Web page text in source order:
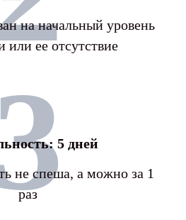
на начальный уровень
или ее отсутствие
5 дней
не спеша, а можно за 1
раз